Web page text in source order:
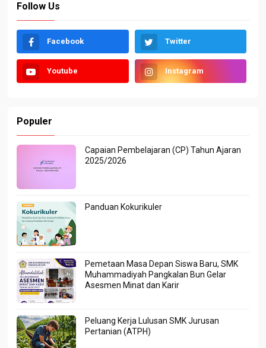
Follow Us
Facebook Twitter
Youtube Instagram
Populer
Capaian Pembelajaran (CP) Tahun Ajaran
2025/2026
Panduan Kokurikuler
Pemetaan Masa Depan Siswa Baru, SMK
Muhammadiyah Pangkalan Bun Gelar
Asesmen Minat dan Karir
Peluang Kerja Lulusan SMK Jurusan
Pertanian (ATPH)